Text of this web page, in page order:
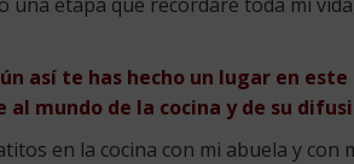
así te has hecho un lugar en
mundo de la cocina y de su
en la cocina con mi abuela y con